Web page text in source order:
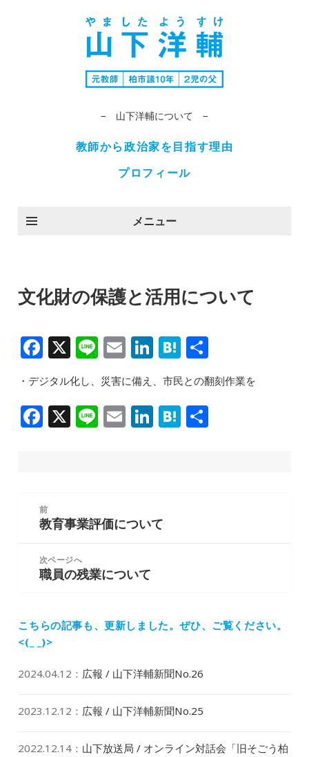
− 山下洋輔について −
教師から政治家を目指す理由
プロフィール
メニュー
文化財の保護と活用について
F
a
c
e
b
k
X Li
n
e
E
m
ai
l
Li
n
k
e
dI
H
at
e
n
a
有
・デジタル化し、災害に備え、市民との翻刻作業を
F
b
o
o
k
X Li E Li
n
H
ン
前
前
投
稿:
教育事業評価について
次ページへ
次
稿:
職員の残業について
こちらの記事も、更新しました。ぜひ、ご覧ください。
<(_ _)>
2024.04.12 ： 広報 / 山下洋輔新聞No.26
2023.12.12 ： 広報 / 山下洋輔新聞No.25
2022.12.14 ： 山下放送局 / オンライン対話会「旧そごう柏